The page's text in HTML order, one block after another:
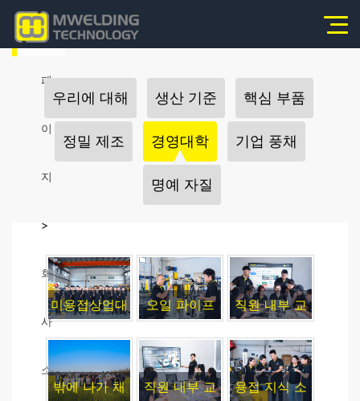
홈
페
이
지
>
회
사
소
우리에 대해 생산 기준 핵심 부품
정밀 제조 경영대학 기업 풍채
명예 자질
미용접상업대
오일 파이프
설비 조정
직원 내부 교
밖에 나가 채
직원 내부 교
용접 지식 소